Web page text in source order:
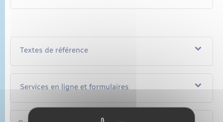
Textes de référence
Services en ligne et formulaires